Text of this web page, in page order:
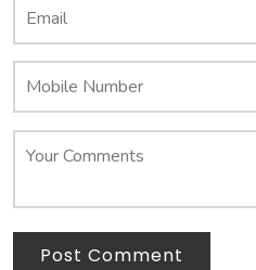
Post Comment